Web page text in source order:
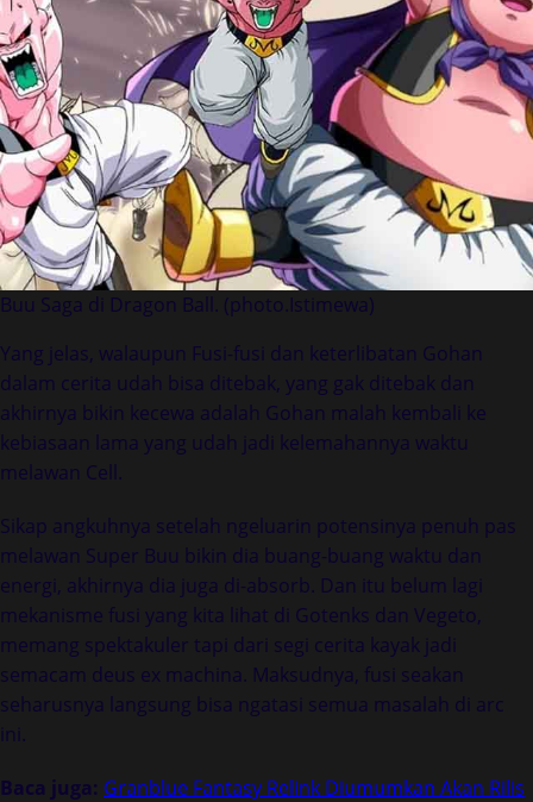
Buu Saga di Dragon Ball. (photo.Istimewa)
Yang jelas, walaupun Fusi-fusi dan keterlibatan Gohan
dalam cerita udah bisa ditebak, yang gak ditebak dan
akhirnya bikin kecewa adalah Gohan malah kembali ke
kebiasaan lama yang udah jadi kelemahannya waktu
melawan Cell.
Sikap angkuhnya setelah ngeluarin potensinya penuh pas
melawan Super Buu bikin dia buang-buang waktu dan
energi, akhirnya dia juga di-absorb. Dan itu belum lagi
mekanisme fusi yang kita lihat di Gotenks dan Vegeto,
memang spektakuler tapi dari segi cerita kayak jadi
semacam deus ex machina. Maksudnya, fusi seakan
seharusnya langsung bisa ngatasi semua masalah di arc
ini.
Baca juga: Granblue Fantasy Relink Diumumkan Akan Rilis